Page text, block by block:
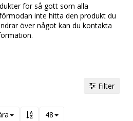
för så gott som alla
inte hitta den produkt du
över något kan du kontakta
Filter
48